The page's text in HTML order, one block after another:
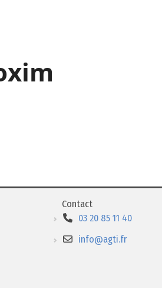
Contact
03 20 85 11 40
info@agti.fr